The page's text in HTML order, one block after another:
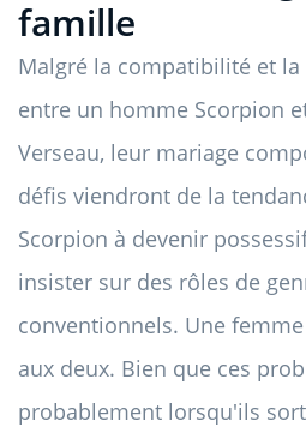
famille
Malgré la compatibilité et
entre un homme Scorpion
Verseau, leur mariage
défis viendront de la
Scorpion à devenir
insister sur des rôles de
conventionnels. Une
aux deux. Bien que ces
probablement lorsqu'ils